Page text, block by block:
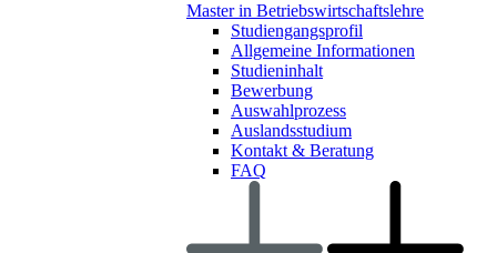
Master in Betriebswirtschaftslehre
Studiengangsprofil
Allgemeine Informationen
Studieninhalt
Bewerbung
Auswahlprozess
Auslandsstudium
Kontakt & Beratung
FAQ